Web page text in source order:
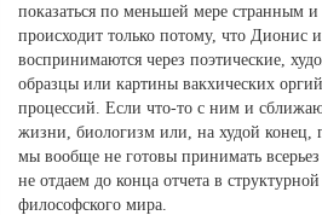
показаться по меньшей мере странным
происходит только потому, что Дионис
воспринимаются через поэтические,
образцы или картины вакхических
процессий. Если что-то с ним и
жизни, биологизм или, на худой конец,
мы вообще не готовы принимать
не отдаем до конца отчета в
философского мира.